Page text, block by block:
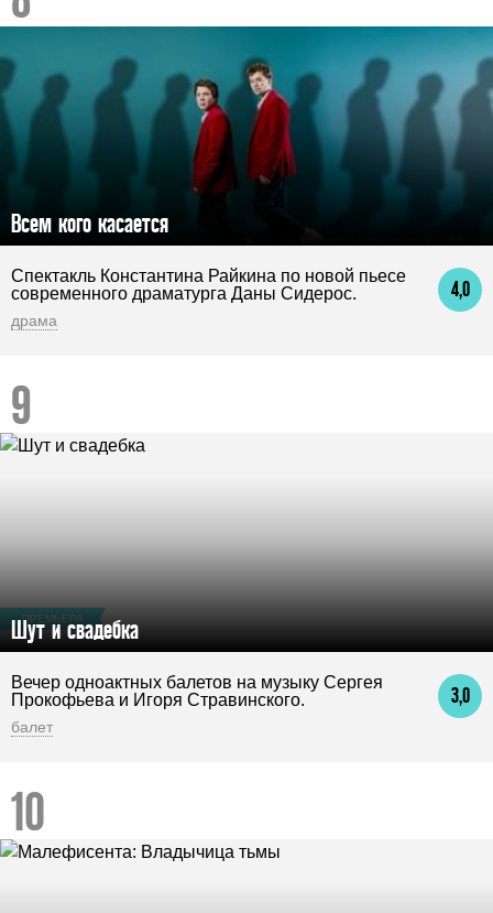
Всем кого касается
4,0
Спектакль Константина Райкина по новой пьесе
современного драматурга Даны Сидерос.
драма
ПРЕМЬЕРА
Шут и свадебка
3,0
Вечер одноактных балетов на музыку Сергея
Прокофьева и Игоря Стравинского.
балет